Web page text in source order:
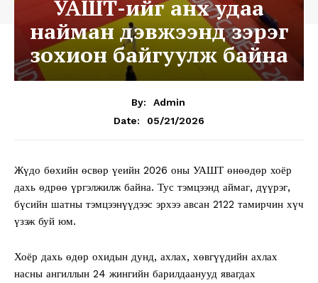
УАШТ-ийг анх удаа
найман дэвжээнд зэрэг
зохион байгуулж байна
By:
Admin
Date:
05/21/2026
Жүдо бөхийн өсвөр үеийн 2026 оны УАШТ өнөөдөр хоёр
дахь өдрөө үргэлжилж байна. Тус тэмцээнд аймаг, дүүрэг,
бүсийн шатны тэмцээнүүдээс эрхээ авсан 2122 тамирчин хүч
үзэж буй юм.
Хоёр дахь өдөр охидын дунд, ахлах, хөвгүүдийн ахлах
насны ангиллын 24 жингийн барилдаанууд явагдах